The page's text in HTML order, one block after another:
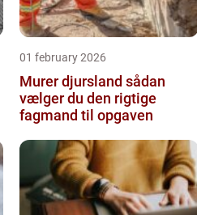
01 february 2026
Murer djursland sådan
vælger du den rigtige
fagmand til opgaven